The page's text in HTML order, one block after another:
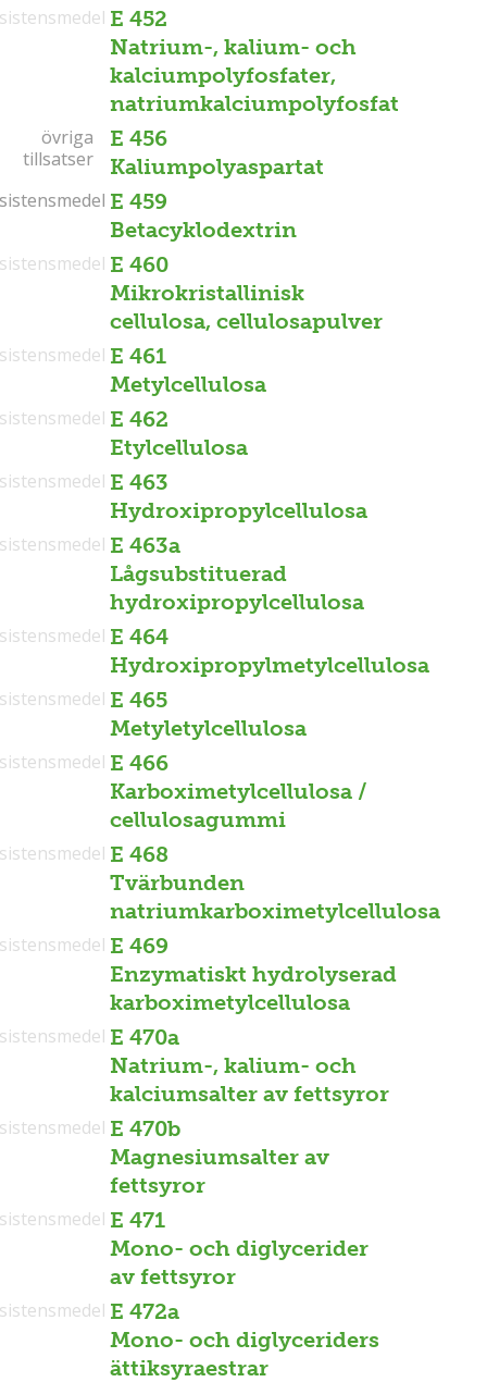
E 452
Natrium-, kalium- och
kalciumpolyfosfater,
natriumkalciumpolyfosfat
E 456
Kaliumpolyaspartat
övriga
tillsatser
övriga
tillsatser
E 459
Betacyklodextrin
E 460
Mikrokristallinisk
cellulosa, cellulosapulver
E 461
Metylcellulosa
E 462
Etylcellulosa
E 463
Hydroxipropylcellulosa
E 463a
Lågsubstituerad
hydroxipropylcellulosa
E 464
Hydroxipropylmetylcellulosa
E 465
Metyletylcellulosa
E 466
Karboximetylcellulosa /
cellulosagummi
E 468
Tvärbunden
natriumkarboximetylcellulosa
E 469
Enzymatiskt hydrolyserad
karboximetylcellulosa
E 470a
Natrium-, kalium- och
kalciumsalter av fettsyror
E 470b
Magnesiumsalter av
fettsyror
E 471
Mono- och diglycerider
av fettsyror
E 472a
Mono- och diglyceriders
ättiksyraestrar